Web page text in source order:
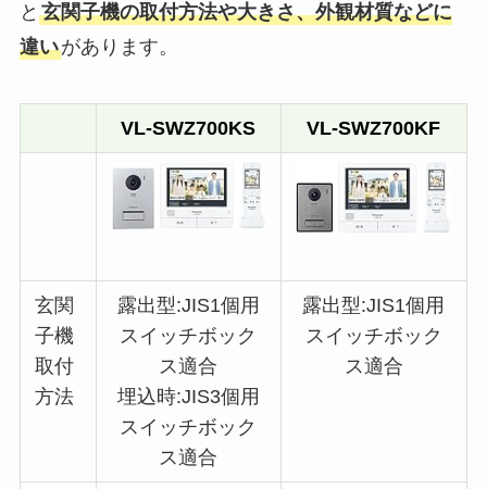
と 玄関子機の取付方法や大きさ、外観材質などに
違いがあります。
VL-SWZ700KS VL-SWZ700KF
玄関
子機
取付
方法
露出型:JIS1個用
スイッチボック
ス適合
埋込時:JIS3個用
スイッチボック
ス適合
露出型:JIS1個用
スイッチボック
ス適合